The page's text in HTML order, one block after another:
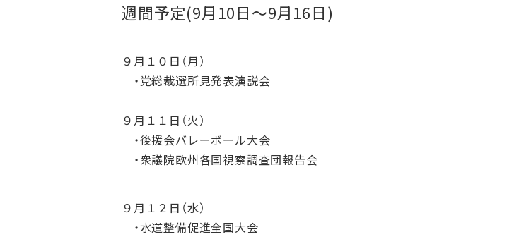
週間予定(9月10日～9月16日)
９月１０日（月）
・党総裁選所見発表演説会
９月１１日（火）
・後援会バレーボール大会
・衆議院欧州各国視察調査団報告会
９月１２日（水）
・水道整備促進全国大会